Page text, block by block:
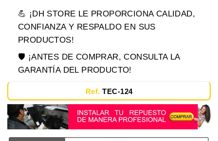
💪 ¡DH STORE LE PROPORCIONA CALIDAD,
CONFIANZA Y RESPALDO EN SUS
PRODUCTOS!
🛡️ ¡ANTES DE COMPRAR, CONSULTA LA
GARANTÍA DEL PRODUCTO!
Ref. TEC-124